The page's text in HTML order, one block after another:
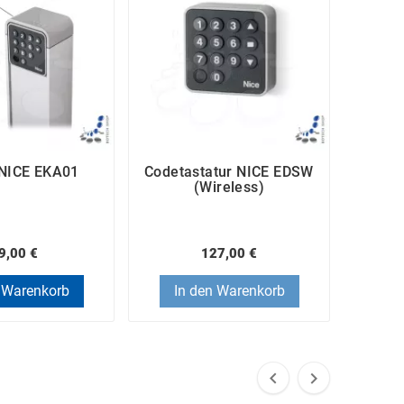
EKA01
€
Codetastatur NICE EDSW
(Wireless)
127,00 €
In den Warenkorb
 